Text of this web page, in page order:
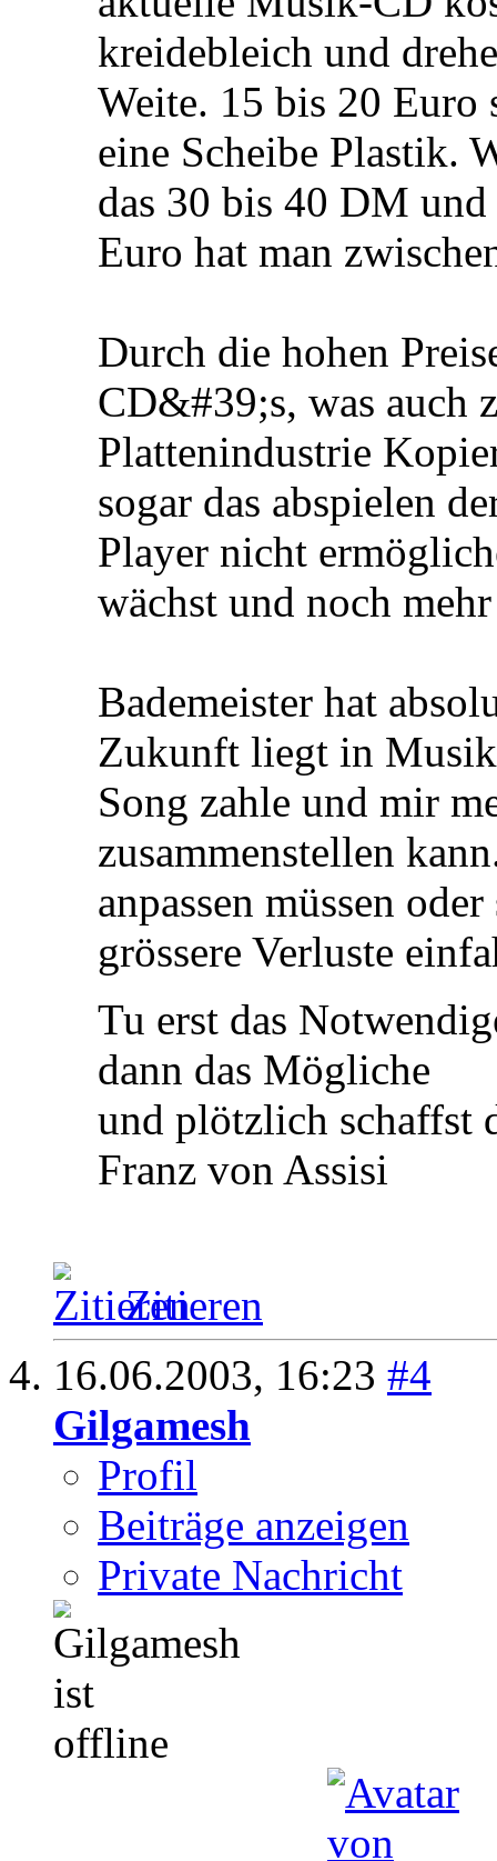
kreidebleich und
Weite. 15 bis 20
eine Scheibe Plastik.
das 30 bis 40 DM
Euro hat man
Durch die hohen
CD&#39;s, was auch
Plattenindustrie
sogar das abspielen
Player nicht
wächst und noch
Bademeister hat
Zukunft liegt in
Song zahle und mir
zusammenstellen
anpassen müssen
grössere Verluste
Tu erst das
dann das Mögliche
und plötzlich schaffst
Franz von Assisi
Zitieren
16.06.2003, 16:23 #4
Gilgamesh
Profil
Beiträge anzeigen
Private Nachricht